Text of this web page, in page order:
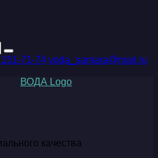
71-74 voda_samara@mail.ru
качества